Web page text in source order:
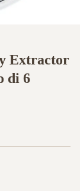
Extractor
di 6